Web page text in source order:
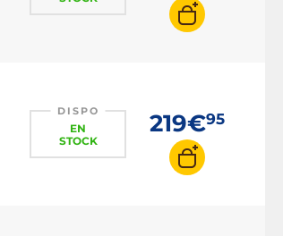
DISPO
EN
STOCK
219€95